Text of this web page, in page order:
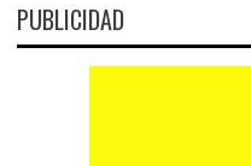
PUBLICIDAD